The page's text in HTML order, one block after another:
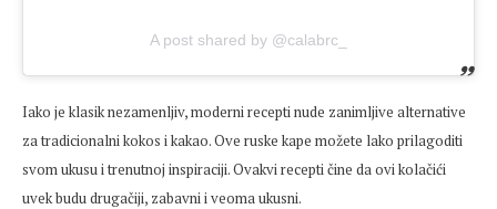
A post shared by @calabrc_
Iako je klasik nezamenljiv, moderni recepti nude zanimljive alternative
za tradicionalni kokos i kakao. Ove ruske kape možete lako prilagoditi
svom ukusu i trenutnoj inspiraciji. Ovakvi recepti čine da ovi kolačići
uvek budu drugačiji, zabavni i veoma ukusni.